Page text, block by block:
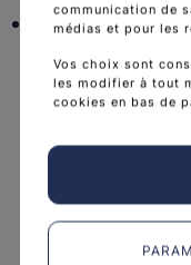
Cancer :
"Intelligence
clinique en
Conduire des
devient de plus
développement
accompagner [...]
communication de
médias et pour les
Vos choix sont
les modifier à tout
cookies en bas de